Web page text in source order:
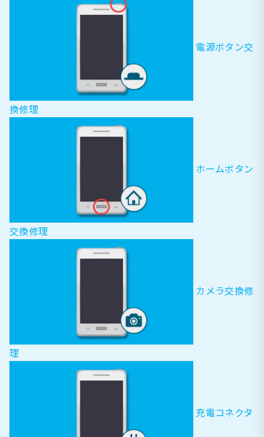
電源ボタン交
換修理
ホームボタン
交換修理
カメラ交換修
理
充電コネクタ